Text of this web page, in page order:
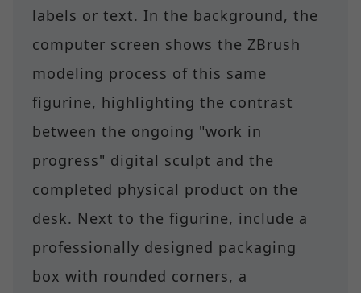
labels or text. In the background, the
computer screen shows the ZBrush
modeling process of this same
figurine, highlighting the contrast
between the ongoing "work in
progress" digital sculpt and the
completed physical product on the
desk. Next to the figurine, include a
professionally designed packaging
box with rounded corners, a